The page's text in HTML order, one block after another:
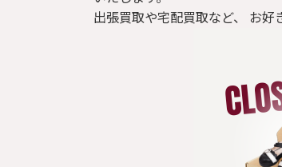
出張買取や宅配買取など、 お好